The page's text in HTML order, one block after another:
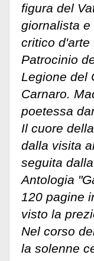
figura del
giornalista
critico d'arte
Patrocinio
Legione del
Carnaro.
poetessa
​Il cuore
dalla visita
seguita
Antologia
120 pagine
visto la
​Nel corso
la solenne